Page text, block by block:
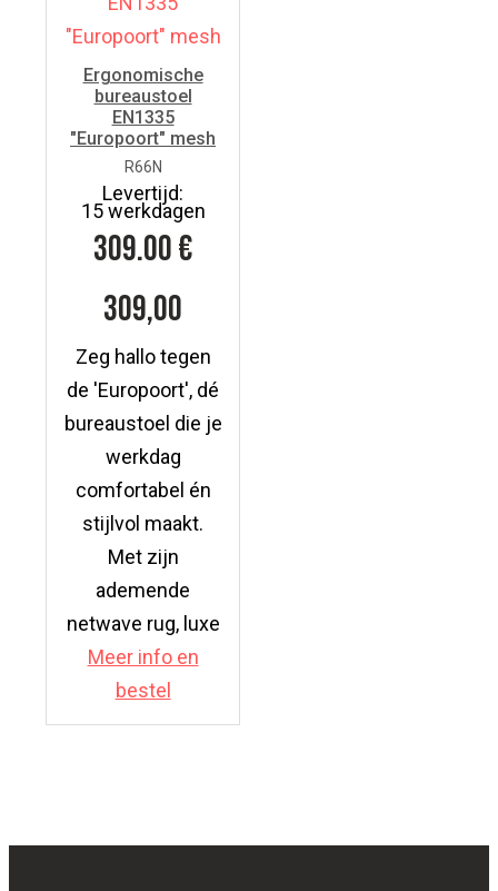
Ergonomische
bureaustoel
EN1335
"Europoort" mesh
R66N
Levertijd:
15 werkdagen
309.00€
309,00
Zeg hallo tegen
de 'Europoort', dé
bureaustoel die je
werkdag
comfortabel én
stijlvol maakt.
Met zijn
ademende
netwave rug, luxe
Meer info en
bestel